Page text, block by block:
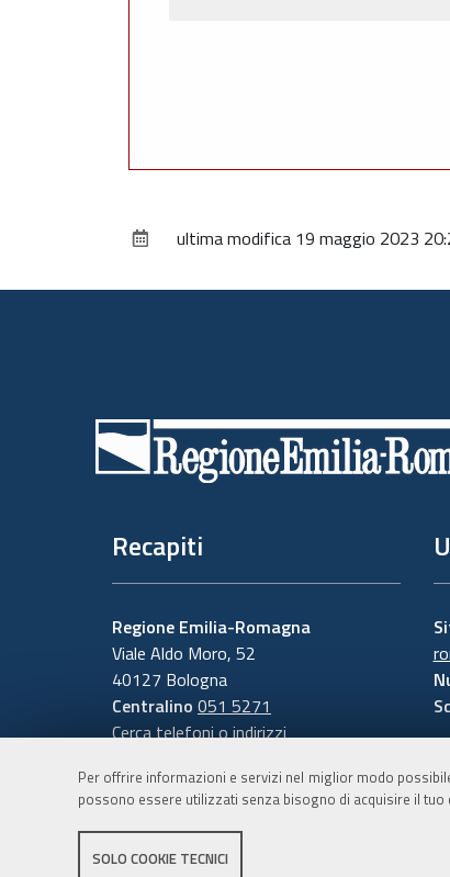
Per offrire informazioni e servizi nel miglior modo
possono essere utilizzati senza bisogno di acquisire il
SOLO COOKIE TECNICI
ultima modifica 19 maggio 2023
Recapiti
Regione Emilia-Romagna
Viale Aldo Moro, 52
40127 Bologna
Centralino 051 5271
Cerca telefoni o indirizzi